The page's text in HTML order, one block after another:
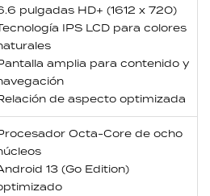
pulgadas HD+ (1612 x 720)
IPS LCD para colores
amplia para contenido y
de aspecto optimizada
Octa-Core de ocho
13 (Go Edition)